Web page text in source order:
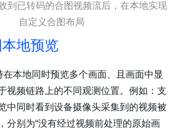
到已转码的合图视频流后，在本地实现
自定义合图布局
地预览
本地同时预览多个画面、且画面中显
视频链路上的不同观测位置。例如：支
中同时看到设备摄像头采集到的视频被
分别为“没有经过视频前处理的原始画